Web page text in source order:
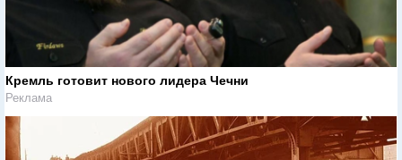
Кремль готовит нового лидера Чечни
Реклама